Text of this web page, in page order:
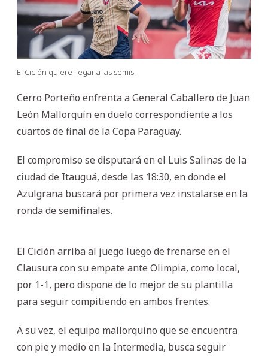
El Ciclón quiere llegar a las semis.
Cerro Porteño enfrenta a General Caballero de Juan
León Mallorquín en duelo correspondiente a los
cuartos de final de la Copa Paraguay.
El compromiso se disputará en el Luis Salinas de la
ciudad de Itauguá, desde las 18:30, en donde el
Azulgrana buscará por primera vez instalarse en la
ronda de semifinales.
El Ciclón arriba al juego luego de frenarse en el
Clausura con su empate ante Olimpia, como local,
por 1-1, pero dispone de lo mejor de su plantilla
para seguir compitiendo en ambos frentes.
A su vez, el equipo mallorquino que se encuentra
con pie y medio en la Intermedia, busca seguir